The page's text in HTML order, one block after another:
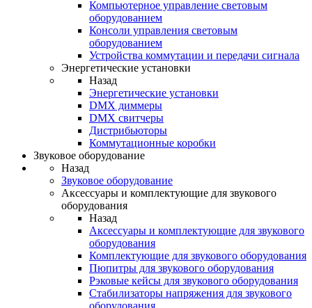
Компьютерное управление световым
оборудованием
Консоли управления световым
оборудованием
Устройства коммутации и передачи сигнала
Энергетические установки
Назад
Энергетические установки
DMX диммеры
DMX свитчеры
Дистрибьюторы
Коммутационные коробки
Звуковое оборудование
Назад
Звуковое оборудование
Аксессуары и комплектующие для звукового
оборудования
Назад
Аксессуары и комплектующие для звукового
оборудования
Комплектующие для звукового оборудования
Пюпитры для звукового оборудования
Рэковые кейсы для звукового оборудования
Стабилизаторы напряжения для звукового
оборудования